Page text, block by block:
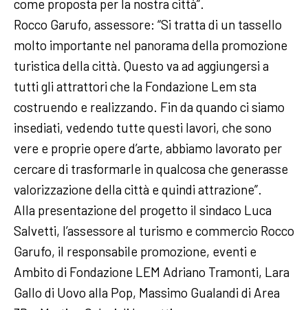
come proposta per la nostra città”.
Rocco Garufo, assessore: “Si tratta di un tassello
molto importante nel panorama della promozione
turistica della città. Questo va ad aggiungersi a
tutti gli attrattori che la Fondazione Lem sta
costruendo e realizzando. Fin da quando ci siamo
insediati, vedendo tutte questi lavori, che sono
vere e proprie opere d’arte, abbiamo lavorato per
cercare di trasformarle in qualcosa che generasse
valorizzazione della città e quindi attrazione”.
Alla presentazione del progetto il sindaco Luca
Salvetti, l’assessore al turismo e commercio Rocco
Garufo, il responsabile promozione, eventi e
Ambito di Fondazione LEM Adriano Tramonti, Lara
Gallo di Uovo alla Pop, Massimo Gualandi di Area